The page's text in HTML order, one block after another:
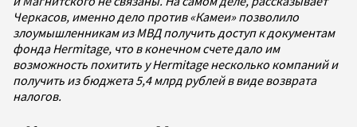
Черкасов, именно дело против «Камеи» позволило
злоумышленникам из МВД получить доступ к документам
фонда Hermitage, что в конечном счете дало им
возможность похитить у Hermitage несколько компаний и
получить из бюджета 5,4 млрд рублей в виде возврата
налогов.